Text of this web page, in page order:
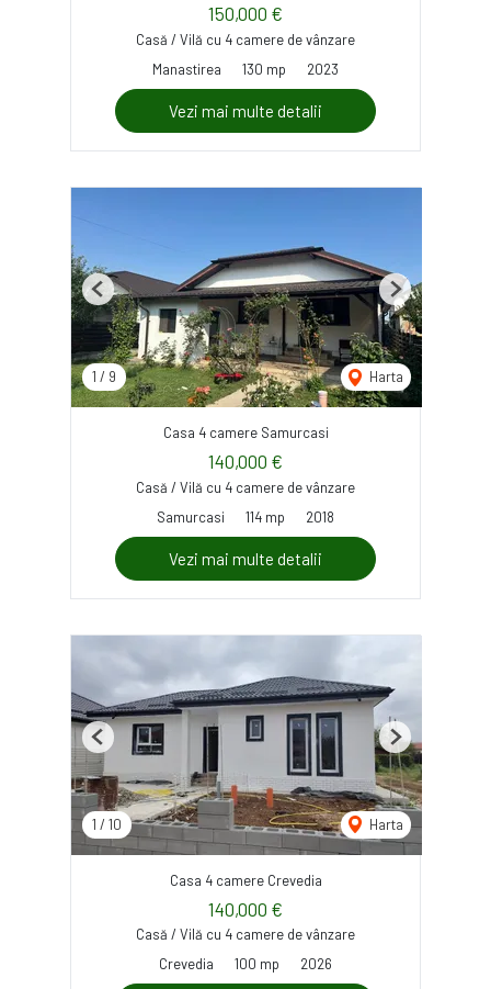
150,000 €
Casă / Vilă cu 4 camere de vânzare
Manastirea
130 mp 2023
Vezi mai multe detalii
1 / 9 Harta
Previous Next
Casa 4 camere Samurcasi
140,000 €
Casă / Vilă cu 4 camere de vânzare
Samurcasi
114 mp 2018
Vezi mai multe detalii
1 / 10 Harta
Previous Next
Casa 4 camere Crevedia
140,000 €
Casă / Vilă cu 4 camere de vânzare
Crevedia
100 mp 2026